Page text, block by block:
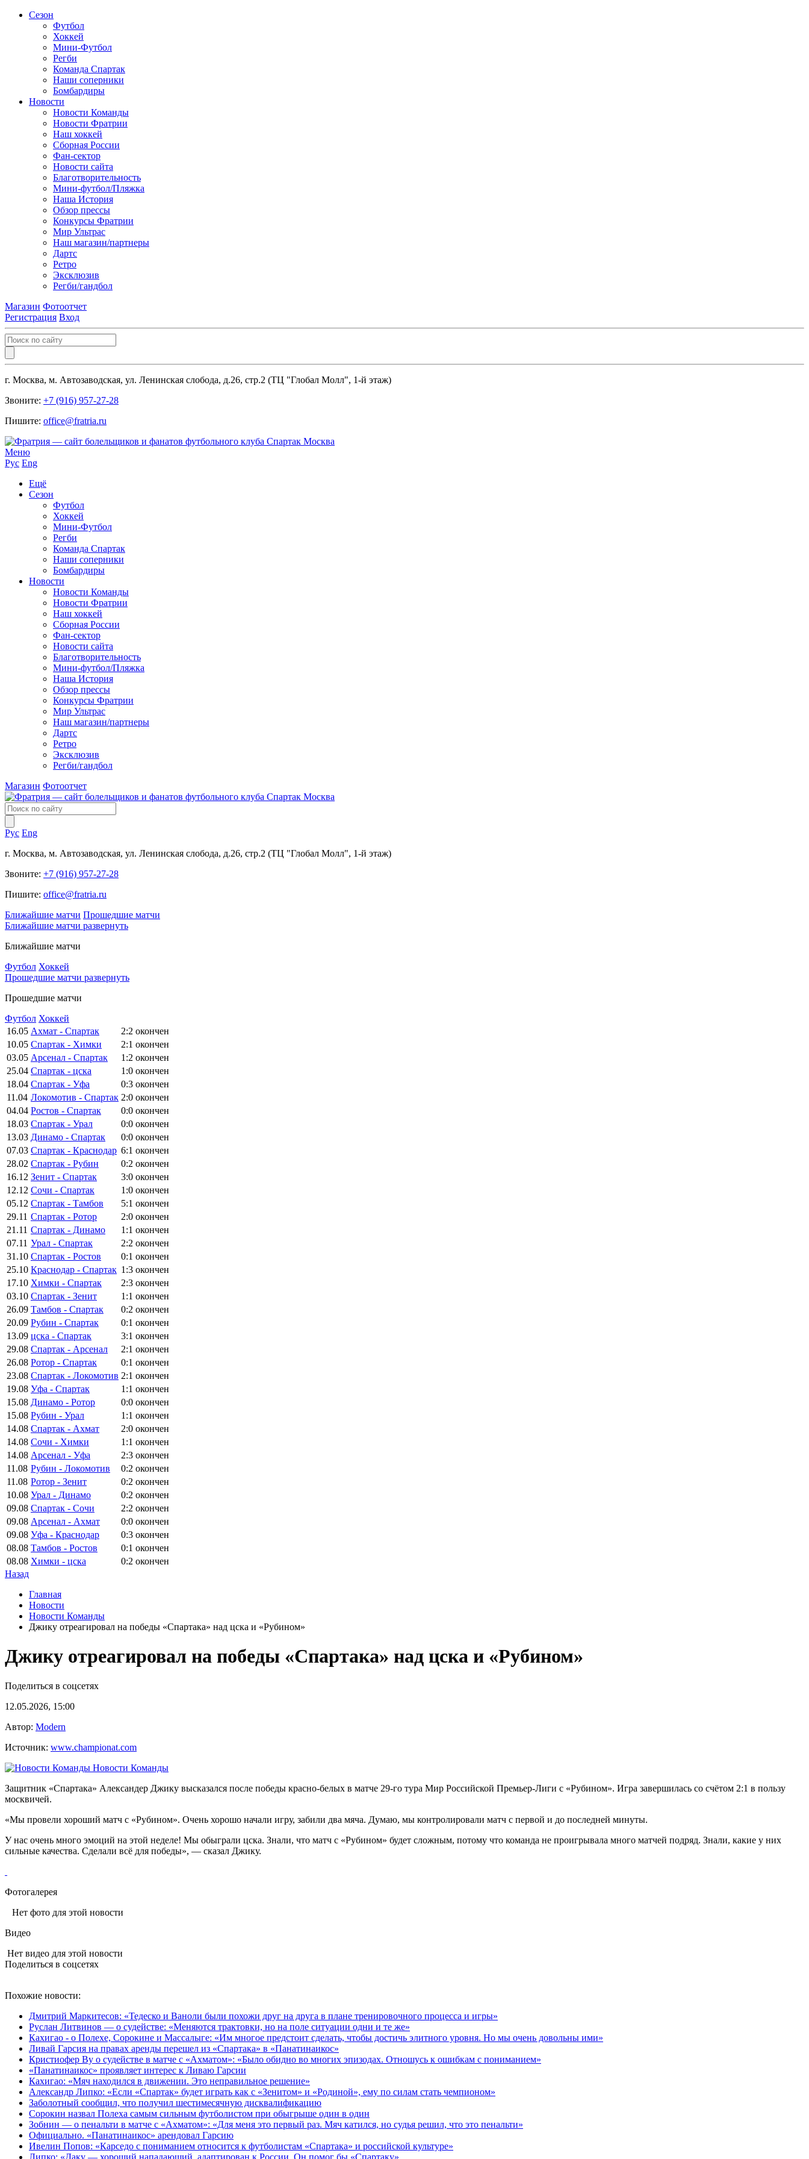
Сезон
Футбол
Хоккей
Мини-Футбол
Регби
Команда Спартак
Наши соперники
Бомбардиры
Новости
Новости Команды
Новости Фратрии
Наш хоккей
Сборная России
Фан-cектор
Новости сайта
Благотворительность
Мини-футбол/Пляжка
Наша История
Обзор прессы
Конкурсы Фратрии
Мир Ультрас
Наш магазин/партнеры
Дартс
Ретро
Эксклюзив
Регби/гандбол
Магазин Фотоотчет
Регистрация Вход
г. Москва, м. Автозаводская, ул. Ленинская слобода, д.26, стр.2 (ТЦ "Глобал Молл", 1-й этаж)
Звоните: +7 (916) 957-27-28
Пишите: office@fratria.ru
Меню
Рус Eng
Ещё
Сезон
Футбол
Хоккей
Мини-Футбол
Регби
Команда Спартак
Наши соперники
Бомбардиры
Новости
Новости Команды
Новости Фратрии
Наш хоккей
Сборная России
Фан-cектор
Новости сайта
Благотворительность
Мини-футбол/Пляжка
Наша История
Обзор прессы
Конкурсы Фратрии
Мир Ультрас
Наш магазин/партнеры
Дартс
Ретро
Эксклюзив
Регби/гандбол
Магазин Фотоотчет
Рус Eng
г. Москва, м. Автозаводская, ул. Ленинская слобода, д.26, стр.2 (ТЦ "Глобал Молл", 1-й этаж)
Звоните: +7 (916) 957-27-28
Пишите: office@fratria.ru
Ближайшие матчи Прошедшие матчи
Ближайшие матчи развернуть
Ближайшие матчи
Футбол Хоккей
Прошедшие матчи развернуть
Прошедшие матчи
Футбол Хоккей
16.05 Ахмат - Спартак 2:2 окончен
10.05 Спартак - Химки 2:1 окончен
03.05 Арсенал - Спартак 1:2 окончен
25.04 Спартак - цска 1:0 окончен
18.04 Спартак - Уфа 0:3 окончен
11.04 Локомотив - Спартак 2:0 окончен
04.04 Ростов - Спартак 0:0 окончен
18.03 Спартак - Урал 0:0 окончен
13.03 Динамо - Спартак 0:0 окончен
07.03 Спартак - Краснодар 6:1 окончен
28.02 Спартак - Рубин 0:2 окончен
16.12 Зенит - Спартак 3:0 окончен
12.12 Сочи - Спартак 1:0 окончен
05.12 Спартак - Тамбов 5:1 окончен
29.11 Спартак - Ротор 2:0 окончен
21.11 Спартак - Динамо 1:1 окончен
07.11 Урал - Спартак 2:2 окончен
31.10 Спартак - Ростов 0:1 окончен
25.10 Краснодар - Спартак 1:3 окончен
17.10 Химки - Спартак 2:3 окончен
03.10 Спартак - Зенит 1:1 окончен
26.09 Тамбов - Спартак 0:2 окончен
20.09 Рубин - Спартак 0:1 окончен
13.09 цска - Спартак 3:1 окончен
29.08 Спартак - Арсенал 2:1 окончен
26.08 Ротор - Спартак 0:1 окончен
23.08 Спартак - Локомотив 2:1 окончен
19.08 Уфа - Спартак 1:1 окончен
15.08 Динамо - Ротор 0:0 окончен
15.08 Рубин - Урал 1:1 окончен
14.08 Спартак - Ахмат 2:0 окончен
14.08 Сочи - Химки 1:1 окончен
14.08 Арсенал - Уфа 2:3 окончен
11.08 Рубин - Локомотив 0:2 окончен
11.08 Ротор - Зенит 0:2 окончен
10.08 Урал - Динамо 0:2 окончен
09.08 Спартак - Сочи 2:2 окончен
09.08 Арсенал - Ахмат 0:0 окончен
09.08 Уфа - Краснодар 0:3 окончен
08.08 Тамбов - Ростов 0:1 окончен
08.08 Химки - цска 0:2 окончен
Назад
Главная
Новости
Новости Команды
Джику отреагировал на победы «Спартака» над цска и «Рубином»
Джику отреагировал на победы «Спартака» над цска и «Рубином»
Поделиться в соцсетях
12.05.2026, 15:00
Автор: Modern
Источник: www.championat.com
Новости Команды
Защитник «Спартака» Александер Джику высказался после победы красно-белых в матче 29-го тура Мир Российской Премьер-Лиги с «Рубином». Игра завершилась со счётом 2:1 в пользу
москвичей.
«Мы провели хороший матч с «Рубином». Очень хорошо начали игру, забили два мяча. Думаю, мы контролировали матч с первой и до последней минуты.
У нас очень много эмоций на этой неделе! Мы обыграли цска. Знали, что матч с «Рубином» будет сложным, потому что команда не проигрывала много матчей подряд. Знали, какие у них
сильные качества. Сделали всё для победы», — сказал Джику.
Фотогалерея
Нет фото для этой новости
Видео
Нет видео для этой новости
Поделиться в соцсетях
Похожие новости:
Дмитрий Маркитесов: «Тедеско и Ваноли были похожи друг на друга в плане тренировочного процесса и игры»
Руслан Литвинов — о судействе: «Меняются трактовки, но на поле ситуации одни и те же»
Кахигао - о Полехе, Сорокине и Массалыге: «Им многое предстоит сделать, чтобы достичь элитного уровня. Но мы очень довольны ими»
Ливай Гарсия на правах аренды перешел из «Спартака» в «Панатинаикос»
Кристиофер Ву о судействе в матче с «Ахматом»: «Было обидно во многих эпизодах. Отношусь к ошибкам с пониманием»
«Панатинаикос» проявляет интерес к Ливаю Гарсии
Кахигао: «Мяч находился в движении. Это неправильное решение»
Александр Липко: «Если «Спартак» будет играть как с «Зенитом» и «Родиной», ему по силам стать чемпионом»
Заболотный сообщил, что получил шестимесячную дисквалификацию
Сорокин назвал Полеха самым сильным футболистом при обыгрыше один в один
Зобнин — о пенальти в матче с «Ахматом»: «Для меня это первый раз. Мяч катился, но судья решил, что это пенальти»
Официально. «Панатинаикос» арендовал Гарсию
Ивелин Попов: «Карседо с пониманием относится к футболистам «Спартака» и российской культуре»
Липко: «Даку — хороший нападающий, адаптирован к России. Он помог бы «Спартаку»